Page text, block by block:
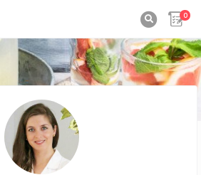
0